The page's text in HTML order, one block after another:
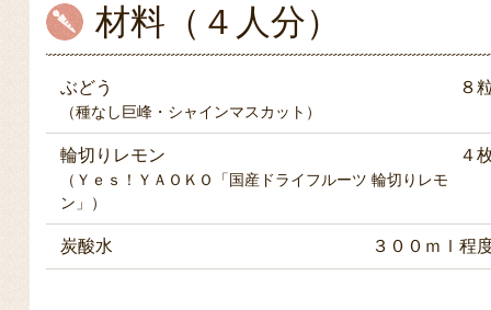
材料（４人分）
ぶどう ８
（種なし巨峰・シャインマスカット）
輪切りレモン ４
（Ｙｅｓ！ＹＡＯＫＯ「国産ドライフルーツ 輪切りレモ
ン」）
炭酸水 ３００ｍｌ程